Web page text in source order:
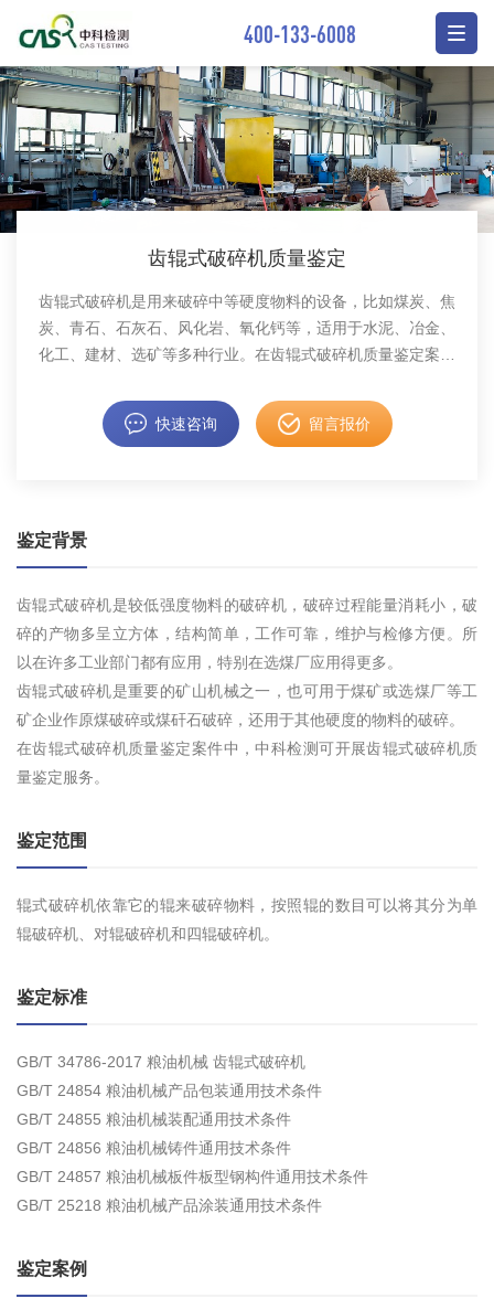
400-133-6008
齿辊式破碎机质量鉴定
齿辊式破碎机是用来破碎中等硬度物料的设备，比如煤炭、焦
炭、青石、石灰石、风化岩、氧化钙等，适用于水泥、冶金、
化工、建材、选矿等多种行业。在齿辊式破碎机质量鉴定案件
快速咨询 留言报价
鉴定背景
齿辊式破碎机是较低强度物料的破碎机，破碎过程能量消耗小，破
碎的产物多呈立方体，结构简单，工作可靠，维护与检修方便。所
以在许多工业部门都有应用，特别在选煤厂应用得更多。
齿辊式破碎机是重要的矿山机械之一，也可用于煤矿或选煤厂等工
矿企业作原煤破碎或煤矸石破碎，还用于其他硬度的物料的破碎。
在齿辊式破碎机质量鉴定案件中，中科检测可开展齿辊式破碎机质
量鉴定服务。
鉴定范围
辊式破碎机依靠它的辊来破碎物料，按照辊的数目可以将其分为单
辊破碎机、对辊破碎机和四辊破碎机。
鉴定标准
GB/T 34786-2017 粮油机械 齿辊式破碎机
GB/T 24854 粮油机械产品包装通用技术条件
GB/T 24855 粮油机械装配通用技术条件
GB/T 24856 粮油机械铸件通用技术条件
GB/T 24857 粮油机械板件板型钢构件通用技术条件
GB/T 25218 粮油机械产品涂装通用技术条件
鉴定案例